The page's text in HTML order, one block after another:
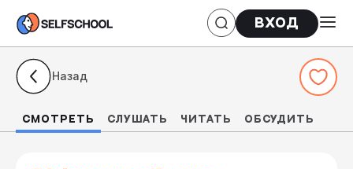
Вход
Назад
СМОТРЕТЬ СЛУШАТЬ ЧИТАТЬ Обсудить